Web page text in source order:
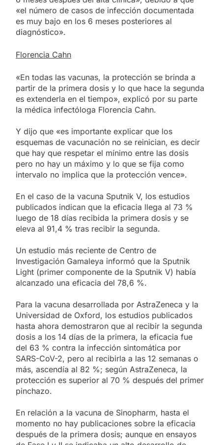
«el número de casos de infección documentada
es muy bajo en los 6 meses posteriores al
diagnóstico».
Florencia Cahn
«En todas las vacunas, la protección se brinda a
partir de la primera dosis y lo que hace la segunda
es extenderla en el tiempo», explicó por su parte
la médica infectóloga Florencia Cahn.
Y dijo que «es importante explicar que los
esquemas de vacunación no se reinician, es decir
que hay que respetar el mínimo entre las dosis
pero no hay un máximo y lo que se fija como
intervalo no implica que la protección vence».
En el caso de la vacuna Sputnik V, los estudios
publicados indican que la eficacia llega al 73 %
luego de 18 días recibida la primera dosis y se
eleva al 91,4 % tras recibir la segunda.
Un estudio más reciente de Centro de
Investigación Gamaleya informó que la Sputnik
Light (primer componente de la Sputnik V) había
alcanzado una eficacia del 78,6 %.
Para la vacuna desarrollada por AstraZeneca y la
Universidad de Oxford, los estudios publicados
hasta ahora demostraron que al recibir la segunda
dosis a los 14 días de la primera, la eficacia fue
del 63 % contra la infección sintomática por
SARS-CoV-2, pero al recibirla a las 12 semanas o
más, ascendía al 82 %; según AstraZeneca, la
protección es superior al 70 % después del primer
pinchazo.
En relación a la vacuna de Sinopharm, hasta el
momento no hay publicaciones sobre la eficacia
después de la primera dosis; aunque en ensayos